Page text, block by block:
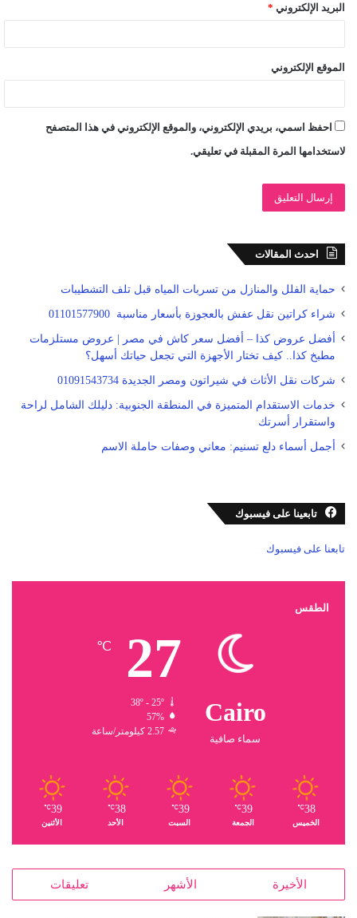
البريد الإلكتروني *
الموقع الإلكتروني
احفظ اسمي، بريدي الإلكتروني، والموقع الإلكتروني في هذا المتصفح
لاستخدامها المرة المقبلة في تعليقي.
احدث المقالات
حماية الفلل والمنازل من تسربات المياه قبل تلف التشطيبات
شراء كراتين نقل عفش بالعجوزة بأسعار مناسبة 01101577900
أفضل عروض كذا – أفضل سعر كاش في مصر | عروض مستلزمات
مطبخ كذا.. كيف تختار الأجهزة التي تجعل حياتك أسهل؟
شركات نقل الأثاث في شيراتون ومصر الجديدة 01091543734
خدمات الاستقدام المتميزة في المنطقة الجنوبية: دليلك الشامل لراحة
واستقرار أسرتك
أجمل أسماء دلع تسنيم: معاني وصفات حاملة الاسم
تابعينا على فيسبوك
تابعنا على فيسبوك
الطقس
Cairo
سماء صافية
27
℃
38º - 25º
57%
2.57 كيلومتر/ساعة
38
℃
الخميس
39
℃
الجمعة
39
℃
السبت
38
℃
الأحد
39
℃
الأثنين
الأخيرة الأشهر تعليقات